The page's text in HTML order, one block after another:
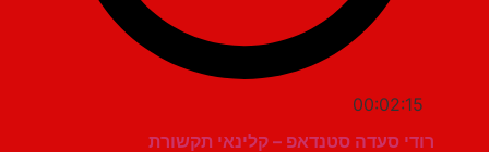
00:02:15
רודי סעדה סטנדאפ – קלינאי תקשורת